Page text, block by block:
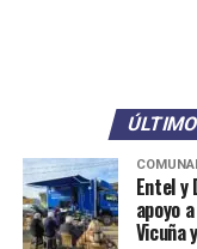
ÚLTIMO
Entel y
apoyo
Vicuña